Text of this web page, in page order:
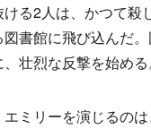
る2人は、かつて殺
書館に飛び込んだ
壮烈な反撃を始める
ミリーを演じるの